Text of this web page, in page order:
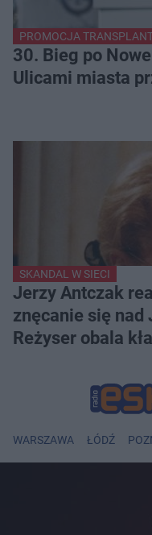
PROMOCJA
30. Bieg po
Ulicami miasta
SKANDAL W SIECI
Jerzy Antczak
znęcanie się nad
Reżyser obala
WARSZAWA ŁÓDŹ